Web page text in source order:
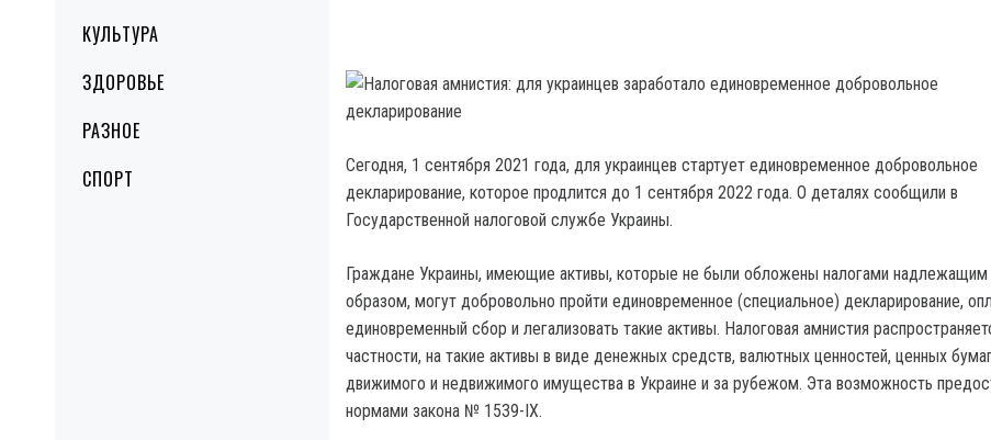
КУЛЬТУРА
ЗДОРОВЬЕ
РАЗНОЕ
СПОРТ
Сегодня, 1 сентября 2021 года, для украинцев стартует единовременное добровольное
декларирование, которое продлится до 1 сентября 2022 года. О деталях сообщили в
Государственной налоговой службе Украины.
Граждане Украины, имеющие активы, которые не были обложены налогами надлежащим
образом, могут добровольно пройти единовременное (специальное) декларирование,
единовременный сбор и легализовать такие активы. Налоговая амнистия
частности, на такие активы в виде денежных средств, валютных ценностей, ценных
движимого и недвижимого имущества в Украине и за рубежом. Эта возможность
нормами закона № 1539-IX.